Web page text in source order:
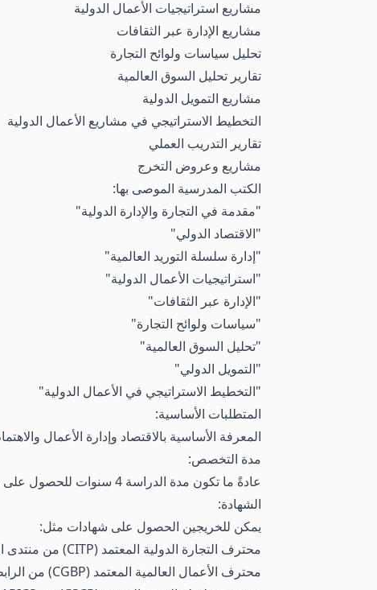
مشاريع استراتيجيات الأعمال الدولية
مشاريع الإدارة عبر الثقافات
تحليل سياسات ولوائح التجارة
تقارير تحليل السوق العالمية
مشاريع التمويل الدولية
التخطيط الاستراتيجي في مشاريع الأعمال الدولية
تقارير التدريب العملي
مشاريع وعروض التخرج
الكتب المدرسية الموصى بها:
"مقدمة في التجارة والإدارة الدولية"
"الاقتصاد الدولي"
"إدارة سلسلة التوريد العالمية"
"استراتيجيات الأعمال الدولية"
"الإدارة عبر الثقافات"
"سياسات ولوائح التجارة"
"تحليل السوق العالمية"
"التمويل الدولي"
"التخطيط الاستراتيجي في الأعمال الدولية"
المتطلبات الأساسية:
المعرفة الأساسية بالاقتصاد وإدارة الأعمال
مدة التخصص:
عادةً ما تكون مدة الدراسة 4 سنوات للحصول على درجة البكالوريوس في التجارة الدولية والإدارة.
الشهادة:
يمكن للخريجين الحصول على شهادات مثل:
محترف التجارة الدولية المعتمد (CITP) من منتدى التدريب على التجارة الدولية (FITT)
محترف الأعمال العالمية المعتمد (CGBP) من الرابطة الوطنية لمعلمي التجارة الدولية للشركات الصغيرة (NASBITE)